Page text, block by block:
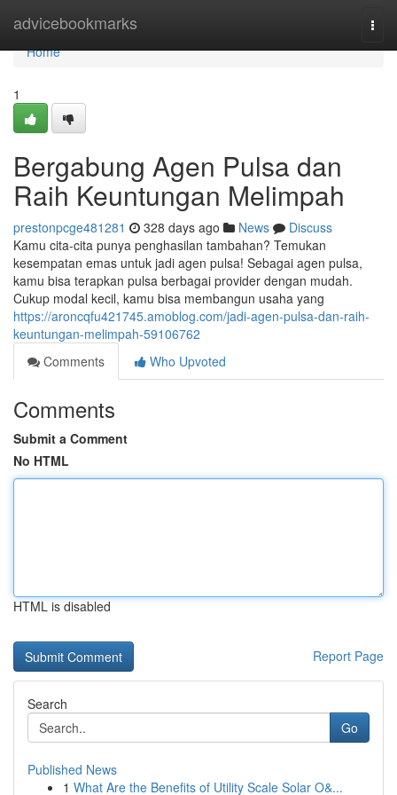
advicebookmarks
Home
Home
1
Bergabung Agen Pulsa dan
Raih Keuntungan Melimpah
prestonpcge481281 328 days ago News
Discuss
Kamu cita-cita punya penghasilan tambahan? Temukan
kesempatan emas untuk jadi agen pulsa! Sebagai agen pulsa,
kamu bisa terapkan pulsa berbagai provider dengan mudah.
Cukup modal kecil, kamu bisa membangun usaha yang
https://aroncqfu421745.amoblog.com/jadi-agen-pulsa-dan-raih-
keuntungan-melimpah-59106762
Comments
Who Upvoted
Comments
Submit a Comment
No HTML
HTML is disabled
Report Page
Search
Go
Published News
1 What Are the Benefits of Utility Scale Solar O&...